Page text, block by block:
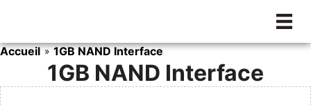
contenu
Accueil » 1GB NAND Interface
1GB NAND Interface